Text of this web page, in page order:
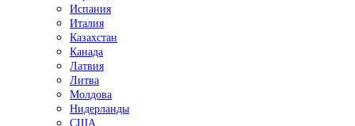
Испания
Италия
Казахстан
Канада
Латвия
Литва
Молдова
Нидерланды
США